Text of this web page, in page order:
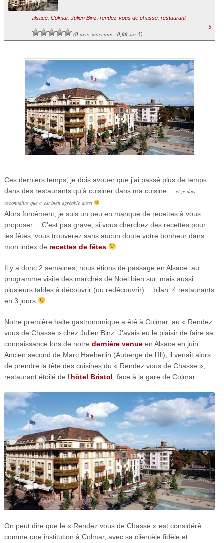
alsace, Colmar, Julien Binz, rendez-vous de chasse, restaurant
(0avis, moyenne : 0,00sur 5)
5
Ces derniers temps, je dois avouer que j’ai passé plus de temps
dans des restaurants qu’à cuisiner dans ma cuisine… et je dois
reconnaitre que c’est bien agréable aussi
Alors forcément, je suis un peu en manque de recettes à vous
proposer… C’est pas grave, si vous cherchez des recettes pour
les fêtes, vous trouverez sans aucun doute votre bonheur dans
mon index de recettes de fêtes
Il y a donc 2 semaines, nous étions de passage en Alsace: au
programme visite des marchés de Noël bien sur, mais aussi
plusieurs tables à découvrir (ou redécouvrir)… bilan: 4 restaurants
en 3 jours
Notre première halte gastronomique a été à Colmar, au « Rendez
vous de Chasse » chez Julien Binz. J’avais eu le plaisir de faire sa
connaissance lors de notre dernière venueen Alsace en juin.
Ancien second de Marc Haeberlin (Auberge de l’Ill), il venait alors
de prendre la tête des cuisines du « Rendez vous de Chasse »,
restaurant étoilé de l’hôtel Bristol , face à la gare de Colmar.
On peut dire que le « Rendez vous de Chasse » est considéré
comme une institution à Colmar, avec sa clientèle fidèle et